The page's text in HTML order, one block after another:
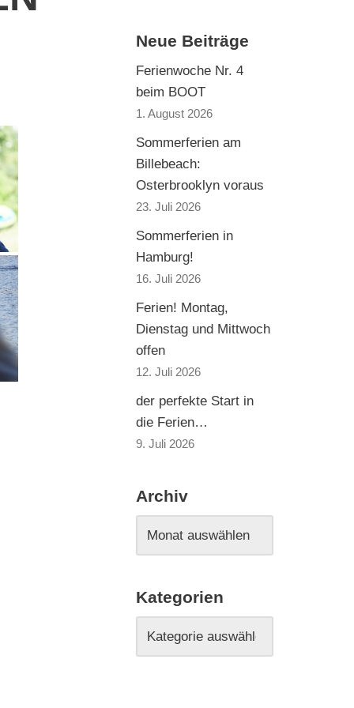
Neue Beiträge
Ferienwoche Nr. 4
beim BOOT
1. August 2026
Sommerferien am
Billebeach:
Osterbrooklyn voraus
23. Juli 2026
Sommerferien in
Hamburg!
16. Juli 2026
Ferien! Montag,
Dienstag und Mittwoch
offen
12. Juli 2026
der perfekte Start in
die Ferien…
9. Juli 2026
Archiv
Kategorien